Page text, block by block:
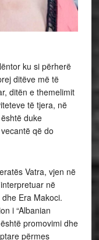
ku si përherë
ditëve më të
ditën e themelimit
të tjera, në
duke
që do
Vatra, vjen në
në
Era Makoci.
i “Albanian
promovimi dhe
përmes